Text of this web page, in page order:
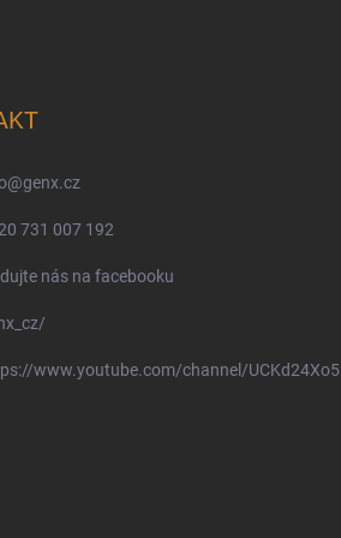
@genx.cz
731 007 192
nás na facebooku
www.youtube.com/channel/